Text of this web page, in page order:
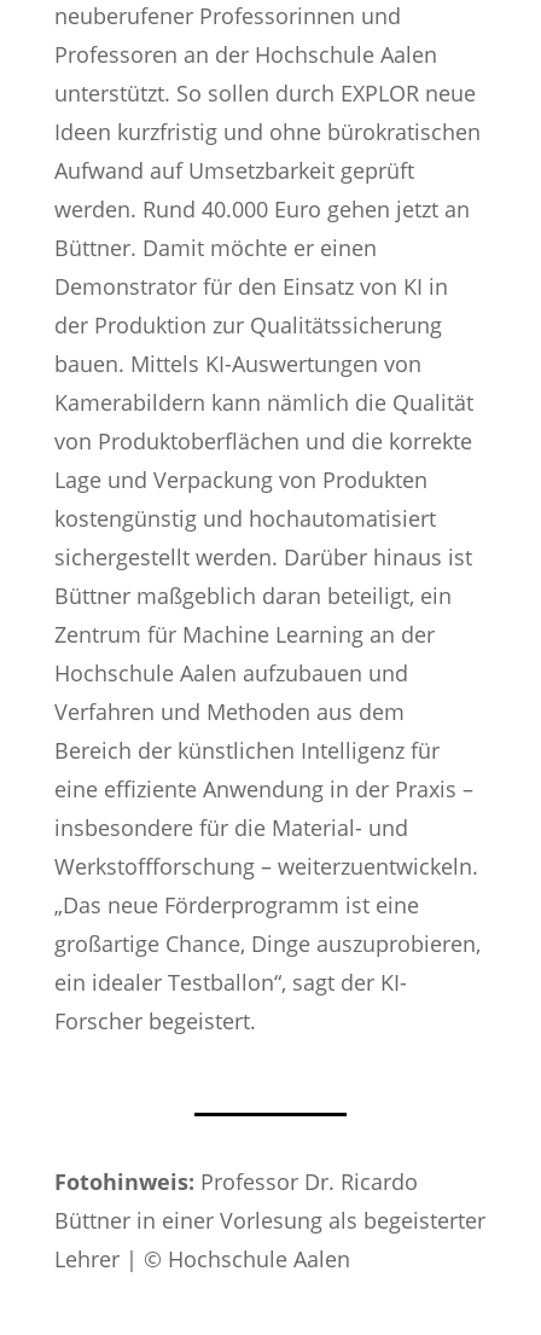
neuberufener Professorinnen und
Professoren an der Hochschule Aalen
unterstützt. So sollen durch EXPLOR neue
Ideen kurzfristig und ohne bürokratischen
Aufwand auf Umsetzbarkeit geprüft
werden. Rund 40.000 Euro gehen jetzt an
Büttner. Damit möchte er einen
Demonstrator für den Einsatz von KI in
der Produktion zur Qualitätssicherung
bauen. Mittels KI-Auswertungen von
Kamerabildern kann nämlich die Qualität
von Produktoberflächen und die korrekte
Lage und Verpackung von Produkten
kostengünstig und hochautomatisiert
sichergestellt werden. Darüber hinaus ist
Büttner maßgeblich daran beteiligt, ein
Zentrum für Machine Learning an der
Hochschule Aalen aufzubauen und
Verfahren und Methoden aus dem
Bereich der künstlichen Intelligenz für
eine effiziente Anwendung in der Praxis –
insbesondere für die Material- und
Werkstoffforschung – weiterzuentwickeln.
„Das neue Förderprogramm ist eine
großartige Chance, Dinge auszuprobieren,
ein idealer Testballon“, sagt der KI-
Forscher begeistert.
Fotohinweis: Professor Dr. Ricardo
Büttner in einer Vorlesung als begeisterter
Lehrer | © Hochschule Aalen